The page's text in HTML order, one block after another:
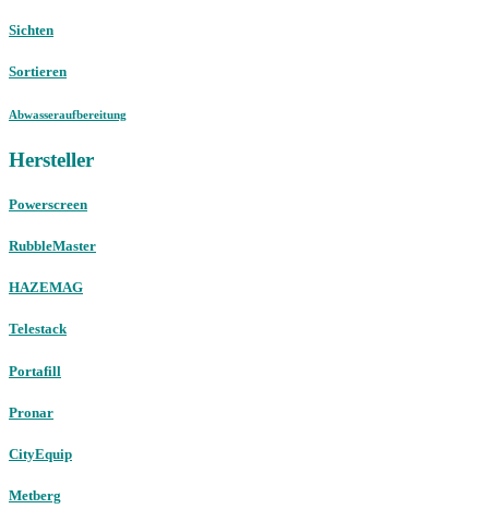
Sichten
Sortieren
Abwasseraufbereitung
Hersteller
Powerscreen
RubbleMaster
HAZEMAG
Telestack
Portafill
Pronar
CityEquip
Metberg